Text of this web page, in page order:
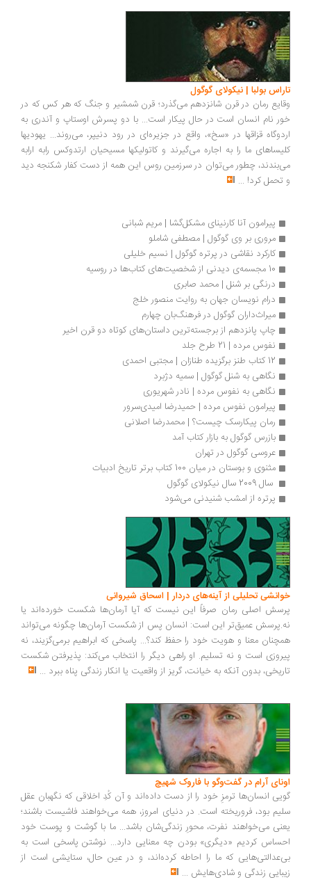
تاراس بولبا | نیکولای گوگول
وقایع رمان در قرن شانزدهم می‌گذرد؛ قرن شمشیر و جنگ که هر کس که در
خور نام انسان است در حال پیکار است... با دو پسرش اوستاپ و آندری به
اردوگاه قزاقها در «سخ»، ‌واقع در جزیره‌ای در رود دنیپر، ‌می‌روند... یهودیها
کلیساهای ما را به اجاره می‌گیرند و کاتولیکها مسیحیان ارتدوکس رابه ارابه
می‌بندند، چطور می‌توان در سرزمین روس این همه از دست کفار شکنجه دید
و تحمل کرد! ...
پیرامون آنا کارنینای مشکل‌گشا | مریم شبانی
مروری بر وی گوگول | مصطفی شاملو
کارکرد نقاشی در پرتره گوگول | نسیم خلیلی
10 مجسمه‌ی دیدنی از شخصیت‌های کتاب‌ها در روسیه
درنگی بر شنل | محمد صابری
درام نویسان جهان به روایت منصور خلج
میراث‌داران گوگول در فرهنگ‌بان چهارم
چاپ پانزدهم از برجسته‌ترین داستان‌های کوتاه دو قرن اخیر
نفوس مرده | 21 طرح جلد
12 کتاب‌ طنز برگزیده طنازان | مجتبی احمدی
نگاهی به شنل گوگول | سمیه دژبرد
نگاهی به نفوس مرده | نادر شهریوری
پیرامون نفوس مرده | حمیدرضا امیدی‌سرور
رمان پیکارسک چیست؟ | محمدرضا اصلانی
بازرس گوگول به بازار کتاب آمد
عروسی ‌گوگول در تهران
مثنوی و بوستان در میان 100 کتاب برتر تاریخ ادبیات
سال 2009 سال نیکولای گوگول
پرتره از امشب شنیدنی می‌شود
خوانشی تحلیلی از آینه‌های دردار | اسحاق شیروانی
پرسش اصلی رمان صرفاً این نیست که آیا آرمان‌ها شکست خورده‌اند یا
نه.پرسش عمیق‌تر این است: انسان پس از شکست آرمان‌ها چگونه می‌تواند
همچنان معنا و هویت خود را حفظ کند؟... پاسخی که ابراهیم برمی‌گزیند، نه
پیروزی است و نه تسلیم. او راهی دیگر را انتخاب می‌کند: پذیرفتن شکست
تاریخی، بدون آنکه به خیانت، گریز از واقعیت یا انکار زندگی پناه ببرد ...
اونای آرام در گفت‌وگو با فاروک شهیچ‭
گویی انسان‌ها ترمزِ خود را از دست داده‌اند و آن کُدِ اخلاقی که نگهبان عقل
سلیم بود، فروریخته است. در دنیای امروز، همه می‌خواهند فاشیست باشند؛
یعنی می‌خواهند نفرت، محورِ زندگی‌شان باشد... ما با گوشت و پوست خود
احساس کردیم «دیگری» بودن چه معنایی دارد... نوشتن پاسخی است به
بی‌عدالتی‌هایی که ما را احاطه کرده‌اند، و در عین حال، ستایشی است از
زیبایی زندگی و شادی‌هایش ...